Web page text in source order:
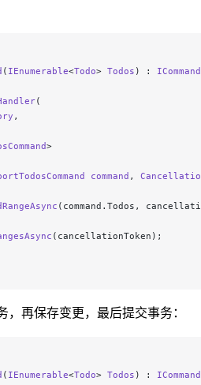
( IEnumerable<Todo> Todos ) : ICommand
(
,
>
command ,
(command.Todos,
(cancellationToken);
再保存变更，最后提交事务：
( IEnumerable<Todo> Todos ) : ICommand